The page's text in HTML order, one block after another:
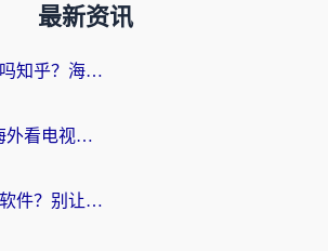
最新资讯
国外可以看央视影音吗知乎？海外党亲测有效的回国加速方案
海外党必看：选对“海外看电视剧软件”，再也不用愁国内剧刷不了
国外如何听国内音乐软件？别让地域限制，断了你的中文歌单